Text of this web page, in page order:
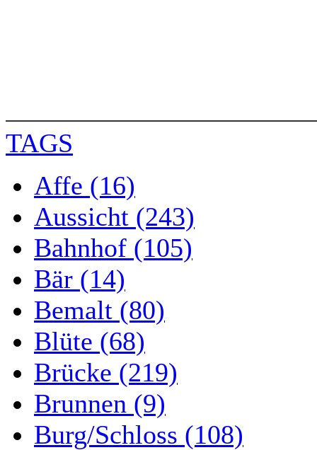
TAGS
Affe (16)
Aussicht (243)
Bahnhof (105)
Bär (14)
Bemalt (80)
Blüte (68)
Brücke (219)
Brunnen (9)
Burg/Schloss (108)